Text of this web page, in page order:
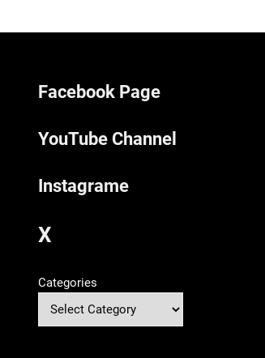
Facebook Page
YouTube Channel
Instagrame
X
Categories